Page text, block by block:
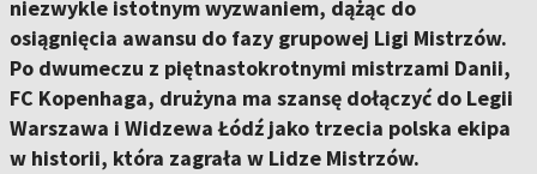
niezwykle istotnym wyzwaniem, dążąc do
osiągnięcia awansu do fazy grupowej Ligi Mistrzów.
Po dwumeczu z piętnastokrotnymi mistrzami Danii,
FC Kopenhaga, drużyna ma szansę dołączyć do Legii
Warszawa i Widzewa Łódź jako trzecia polska ekipa
w historii, która zagrała w Lidze Mistrzów.